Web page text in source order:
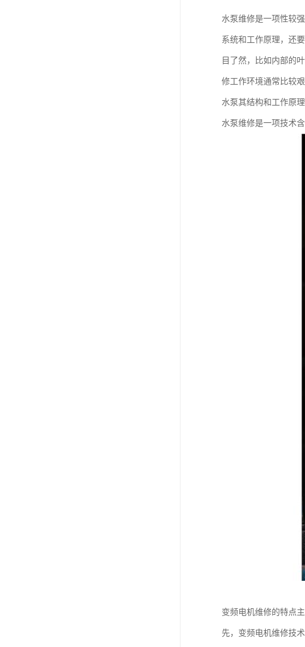
水泵维修是一项性较
系统和工作原理，还
目了然，比如内部的
修工作环境通常比较
水泵其结构和工作原
水泵维修是一项技术
变频电机维修的特点
先，变频电机维修技